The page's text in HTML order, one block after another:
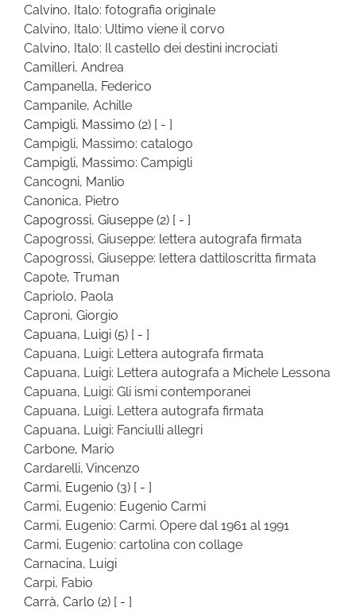
Calvino, Italo: fotografia originale
Calvino, Italo: Ultimo viene il corvo
Calvino, Italo: Il castello dei destini incrociati
Camilleri, Andrea
Campanella, Federico
Campanile, Achille
Campigli, Massimo (2) [ - ]
Campigli, Massimo: catalogo
Campigli, Massimo: Campigli
Cancogni, Manlio
Canonica, Pietro
Capogrossi, Giuseppe (2) [ - ]
Capogrossi, Giuseppe: lettera autografa firmata
Capogrossi, Giuseppe: lettera dattiloscritta firmata
Capote, Truman
Capriolo, Paola
Caproni, Giorgio
Capuana, Luigi (5) [ - ]
Capuana, Luigi: Lettera autografa firmata
Capuana, Luigi: Lettera autografa a Michele Lessona
Capuana, Luigi: Gli ismi contemporanei
Capuana, Luigi. Lettera autografa firmata
Capuana, Luigi: Fanciulli allegri
Carbone, Mario
Cardarelli, Vincenzo
Carmi, Eugenio (3) [ - ]
Carmi, Eugenio: Eugenio Carmi
Carmi, Eugenio: Carmi. Opere dal 1961 al 1991
Carmi, Eugenio: cartolina con collage
Carnacina, Luigi
Carpi, Fabio
Carrà, Carlo (2) [ - ]